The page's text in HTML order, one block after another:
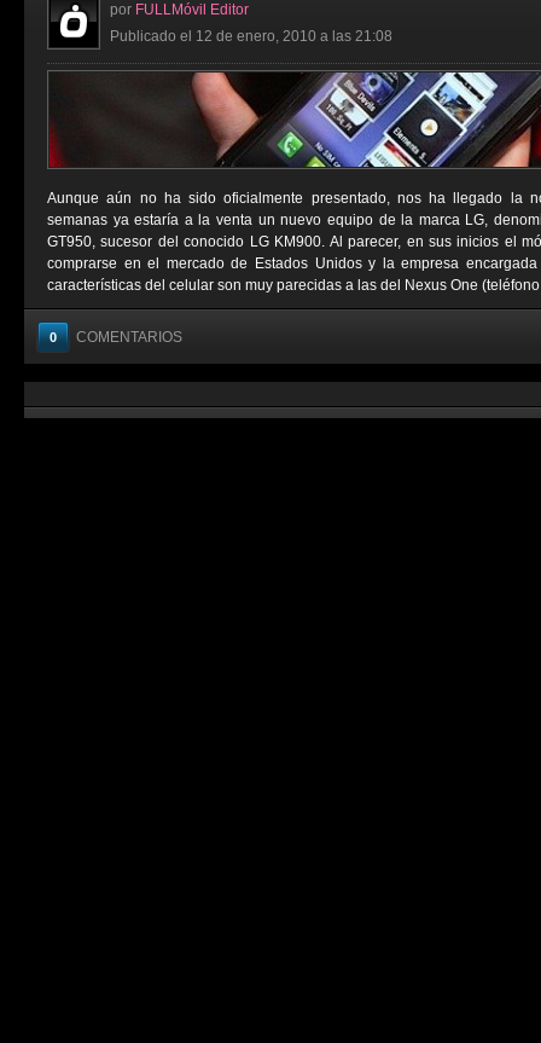
por FULLMóvil Editor
Publicado el 12 de enero, 2010 a las 21:08
Aunque aún no ha sido oficialmente presentado, nos ha llegado la
semanas ya estaría a la venta un nuevo equipo de la marca LG,
GT950, sucesor del conocido LG KM900. Al parecer, en sus inicios el
comprarse en el mercado de Estados Unidos y la empresa
características del celular son muy parecidas a las del Nexus One
0 COMENTARIOS